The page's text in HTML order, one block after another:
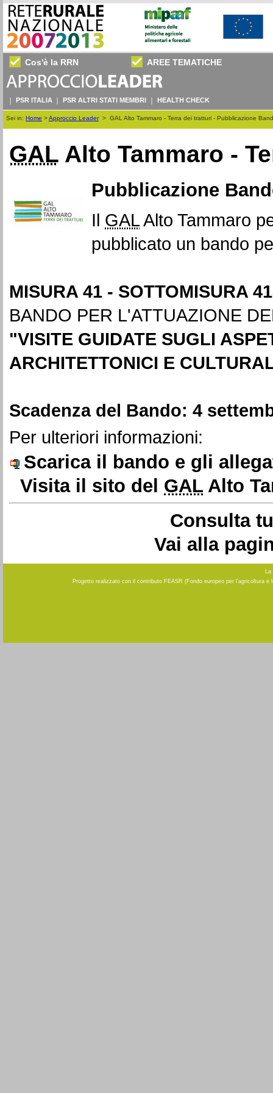
Cos'è la RRN AREE TEMATICHE
PSR ITALIA PSR ALTRI STATI MEMBRI HEALTH CHECK
Sei in: Home >Approccio Leader> GAL Alto Tammaro - Terra dei tratturi - Pubblicazione
GAL Alto Tammaro -
Pubblicazione
Il GALAlto Tammaro
pubblicato un bando
MISURA 41 - SOTTOMISURA
BANDO PER L'ATTUAZIONE
"VISITE GUIDATE SUGLI
ARCHITETTONICI E
Scadenza del Bando: 4
Per ulteriori informazioni:
Scarica il bando e gli
Visita il sito del GAL Alto
Consulta
Vai alla
La
Progetto realizzato con il contributo FEASR (Fondo europeo per l'agricoltura